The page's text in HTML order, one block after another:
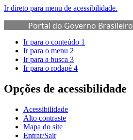
Ir direto para menu de acessibilidade.
Portal do Governo Brasileiro
Ir para o conteúdo 1
Ir para o menu 2
Ir para a busca 3
Ir para o rodapé 4
Opções de acessibilidade
Acessibilidade
Alto contraste
Mapa do site
Entrar/Sair